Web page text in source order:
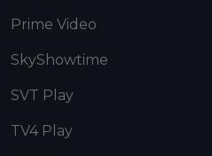
Prime Video
SkyShowtime
SVT Play
TV4 Play